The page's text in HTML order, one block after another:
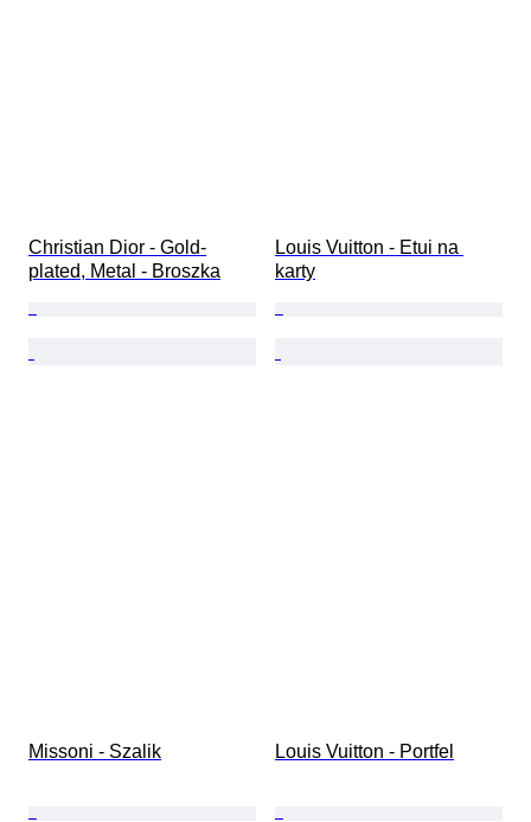
Christian Dior - Gold-
plated, Metal - Broszka
Louis Vuitton - Etui na
karty
Missoni - Szalik Louis Vuitton - Portfel